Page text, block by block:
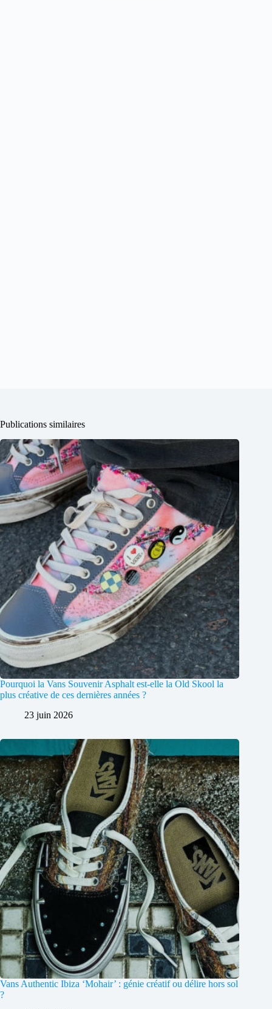
Publications similaires
Pourquoi la Vans Souvenir Asphalt est-elle la Old Skool la
plus créative de ces dernières années ?
23 juin 2026
Vans Authentic Ibiza ‘Mohair’ : génie créatif ou délire hors sol
?